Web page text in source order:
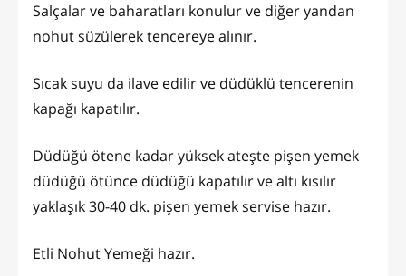
Salçalar ve baharatları konulur ve diğer yandan
nohut süzülerek tencereye alınır.
Sıcak suyu da ilave edilir ve düdüklü tencerenin
kapağı kapatılır.
Düdüğü ötene kadar yüksek ateşte pişen yemek
düdüğü ötünce düdüğü kapatılır ve altı kısılır
yaklaşık 30-40 dk. pişen yemek servise hazır.
Etli Nohut Yemeği hazır.